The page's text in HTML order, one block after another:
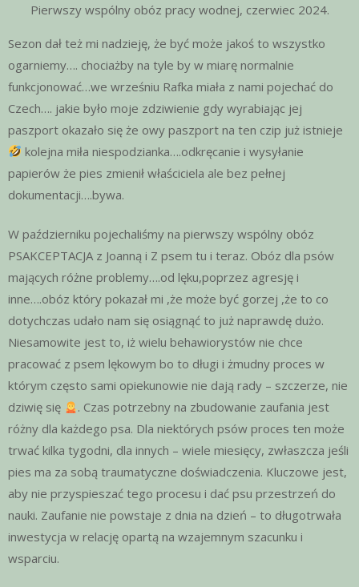
Pierwszy wspólny obóz pracy wodnej, czerwiec 2024.
Sezon dał też mi nadzieję, że być może jakoś to wszystko
ogarniemy…. chociażby na tyle by w miarę normalnie
funkcjonować…we wrześniu Rafka miała z nami pojechać do
Czech…. jakie było moje zdziwienie gdy wyrabiając jej
paszport okazało się że owy paszport na ten czip już istnieje
kolejna miła niespodzianka….odkręcanie i wysyłanie
papierów że pies zmienił właściciela ale bez pełnej
dokumentacji….bywa.
W październiku pojechaliśmy na pierwszy wspólny obóz
PSAKCEPTACJA z Joanną i Z psem tu i teraz. Obóz dla psów
mających różne problemy….od lęku,poprzez agresję i
inne….obóz który pokazał mi ,że może być gorzej ,że to co
dotychczas udało nam się osiągnąć to już naprawdę dużo.
Niesamowite jest to, iż wielu behawiorystów nie chce
pracować z psem lękowym bo to długi i żmudny proces w
którym często sami opiekunowie nie dają rady – szczerze, nie
dziwię się
. Czas potrzebny na zbudowanie zaufania jest
różny dla każdego psa. Dla niektórych psów proces ten może
trwać kilka tygodni, dla innych – wiele miesięcy, zwłaszcza jeśli
pies ma za sobą traumatyczne doświadczenia. Kluczowe jest,
aby nie przyspieszać tego procesu i dać psu przestrzeń do
nauki. Zaufanie nie powstaje z dnia na dzień – to długotrwała
inwestycja w relację opartą na wzajemnym szacunku i
wsparciu.